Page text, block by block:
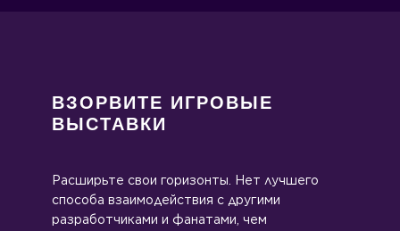
ВЗОРВИТЕ ИГРОВЫЕ
ВЫСТАВКИ
Расширьте свои горизонты. Нет лучшего
способа взаимодействия с другими
разработчиками и фанатами, чем